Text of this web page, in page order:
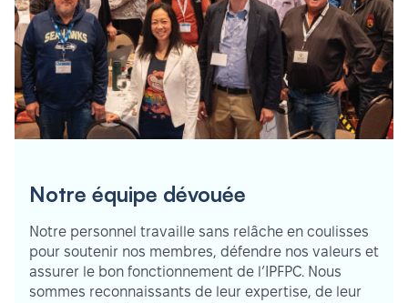
Notre équipe dévouée
Notre personnel travaille sans relâche en coulisses
pour soutenir nos membres, défendre nos valeurs et
assurer le bon fonctionnement de l’IPFPC. Nous
sommes reconnaissants de leur expertise, de leur